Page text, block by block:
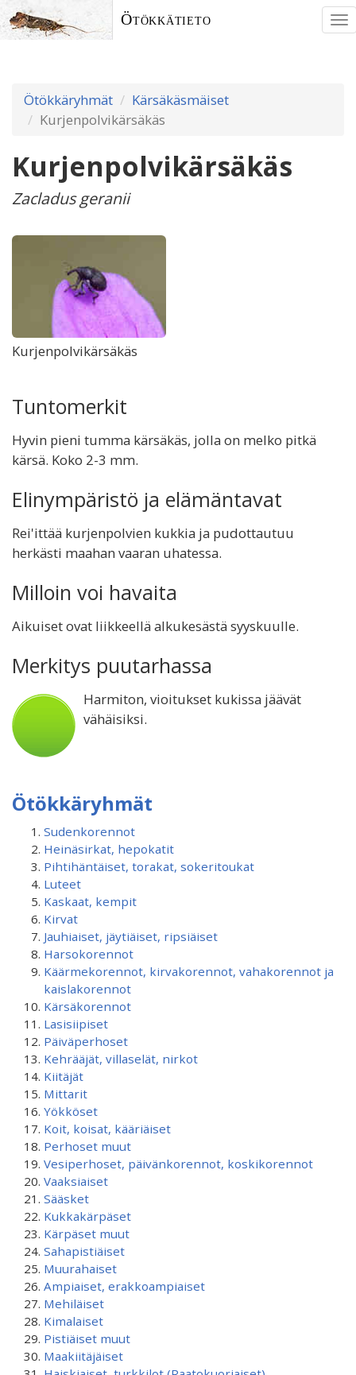
Ötökkätieto
Ötökkäryhmät
Kärsäkäsmäiset
Kurjenpolvikärsäkäs
Kurjenpolvikärsäkäs
Zacladus geranii
Kurjenpolvikärsäkäs
Tuntomerkit
Hyvin pieni tumma kärsäkäs, jolla on melko pitkä
kärsä. Koko 2-3 mm.
Elinympäristö ja elämäntavat
Rei'ittää kurjenpolvien kukkia ja pudottautuu
herkästi maahan vaaran uhatessa.
Milloin voi havaita
Aikuiset ovat liikkeellä alkukesästä syyskuulle.
Merkitys puutarhassa
Harmiton, vioitukset kukissa jäävät
vähäisiksi.
Ötökkäryhmät
Sudenkorennot
Heinäsirkat, hepokatit
Pihtihäntäiset, torakat, sokeritoukat
Luteet
Kaskaat, kempit
Kirvat
Jauhiaiset, jäytiäiset, ripsiäiset
Harsokorennot
Käärmekorennot, kirvakorennot, vahakorennot ja
kaislakorennot
Kärsäkorennot
Lasisiipiset
Päiväperhoset
Kehrääjät, villaselät, nirkot
Kiitäjät
Mittarit
Yökköset
Koit, koisat, kääriäiset
Perhoset muut
Vesiperhoset, päivänkorennot, koskikorennot
Vaaksiaiset
Sääsket
Kukkakärpäset
Kärpäset muut
Sahapistiäiset
Muurahaiset
Ampiaiset, erakkoampiaiset
Mehiläiset
Kimalaiset
Pistiäiset muut
Maakiitäjäiset